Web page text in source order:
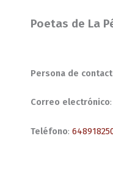
Poetas de La
Persona de
Correo electrónico
Teléfono: